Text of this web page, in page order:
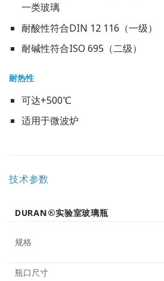
一类玻璃
耐酸性符合DIN 12 116（一级）
耐碱性符合ISO 695（二级）
耐热性
可达+500℃
适用于微波炉
技术参数
DURAN®实验室玻璃瓶
规格
瓶口尺寸